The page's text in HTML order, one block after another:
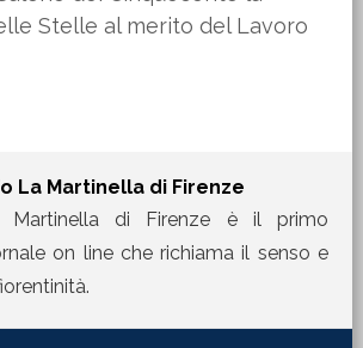
Stelle al merito del Lavoro
La Martinella di Firenze
Martinella di Firenze è il primo
on line che richiama il senso e